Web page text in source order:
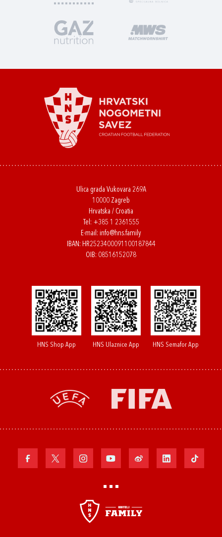
Ulica grada Vukovara 269A
10000 Zagreb
Hrvatska / Croatia
Tel: +385 1 2361555
E-mail: info@hns.family
IBAN: HR2523400091100187844
OIB: 08516152078
HNS Shop App HNS Ulaznice App HNS Semafor App